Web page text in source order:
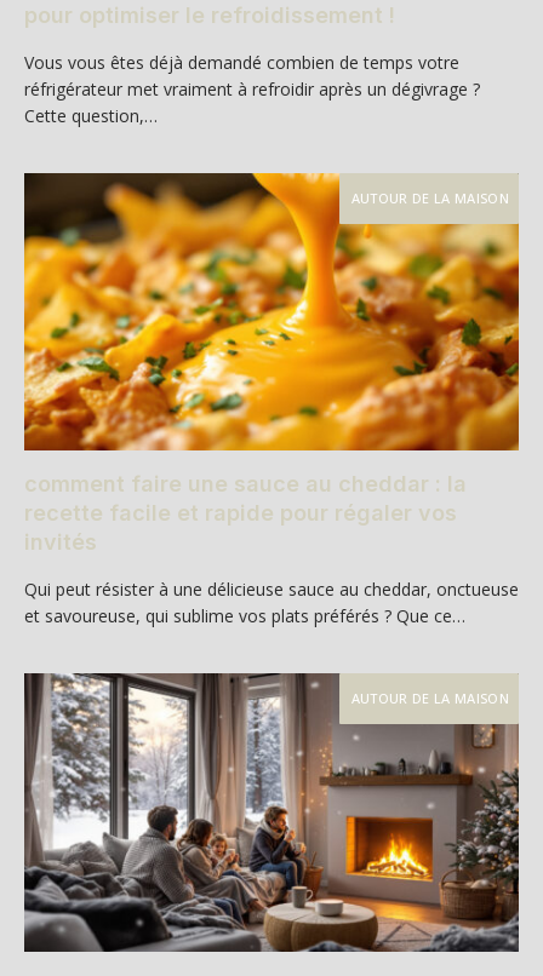
pour optimiser le refroidissement !
Vous vous êtes déjà demandé combien de temps votre
réfrigérateur met vraiment à refroidir après un dégivrage ?
Cette question,…
AUTOUR DE LA MAISON
comment faire une sauce au cheddar : la
recette facile et rapide pour régaler vos
invités
Qui peut résister à une délicieuse sauce au cheddar, onctueuse
et savoureuse, qui sublime vos plats préférés ? Que ce…
AUTOUR DE LA MAISON